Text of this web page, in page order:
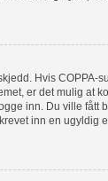
Hvis COPPA-
er det mulig at
inn. Du ville fått
inn en ugyldig